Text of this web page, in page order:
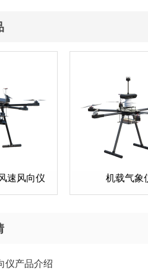
速风向仪 机载气象
仪产品介绍